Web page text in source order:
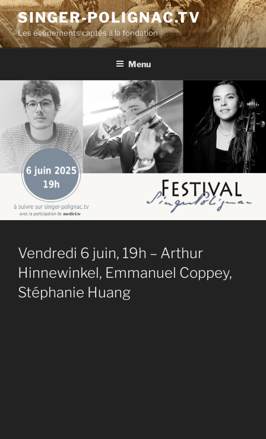
Aller
au
contenu
principal
SINGER-POLIGNAC.TV
Les événements captés à la fondation
Menu
Vendredi 6 juin, 19h – Arthur
Hinnewinkel, Emmanuel Coppey,
Stéphanie Huang